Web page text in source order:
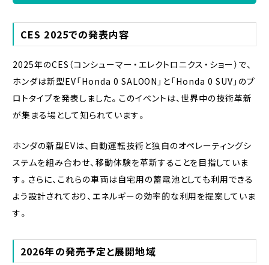
CES 2025での発表内容
2025年のCES（コンシューマー・エレクトロニクス・ショー）で、
ホンダは新型EV「Honda 0 SALOON」と「Honda 0 SUV」のプ
ロトタイプを発表しました。このイベントは、世界中の技術革新
が集まる場として知られています。
ホンダの新型EVは、自動運転技術と独自のオペレーティングシ
ステムを組み合わせ、移動体験を革新することを目指していま
す。さらに、これらの車両は自宅用の蓄電池としても利用できる
よう設計されており、エネルギーの効率的な利用を提案していま
す。
2026年の発売予定と展開地域